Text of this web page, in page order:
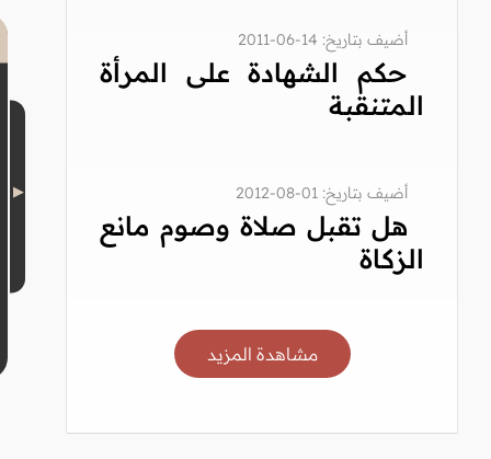
أضيف بتاريخ: 14-06-2011
حكم الشهادة على المرأة
المتنقبة
أضيف بتاريخ: 01-08-2012
هل تقبل صلاة وصوم مانع
الزكاة
مشاهدة المزيد